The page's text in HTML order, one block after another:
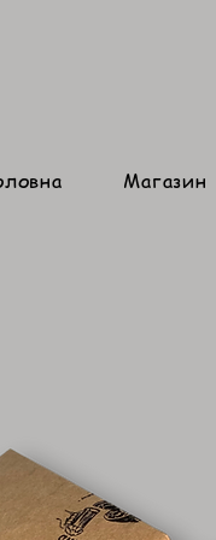
Магазин